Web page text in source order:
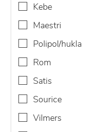
kebe
maestri
polipol/hukla
rom
satis
sourice
vilmers